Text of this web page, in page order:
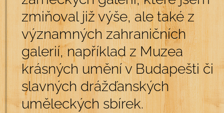
zmiňoval již výše, ale také z
významných zahraničních
galerií, například z Muzea
krásných umění v Budapešti či
slavných drážďanských
uměleckých sbírek.